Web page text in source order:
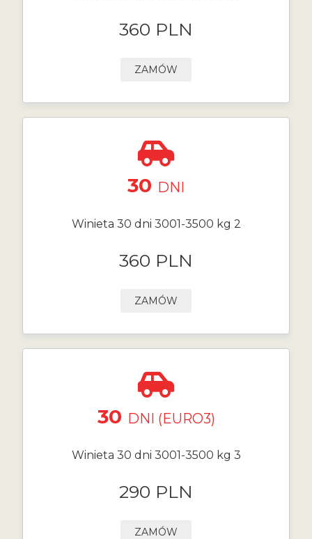
360 PLN
ZAMÓW
30 DNI
Winieta 30 dni 3001-3500 kg 2
360 PLN
ZAMÓW
30 DNI (EURO3)
Winieta 30 dni 3001-3500 kg 3
290 PLN
ZAMÓW